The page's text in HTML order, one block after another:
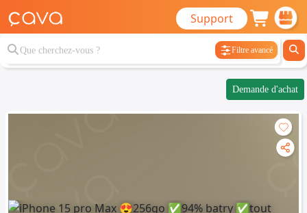
Support
Filtre avancé
Demande d'achat